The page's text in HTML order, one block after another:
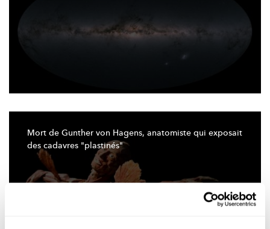
Mort de Gunther von Hagens, anatomiste qui exposait
des cadavres "plastinés"